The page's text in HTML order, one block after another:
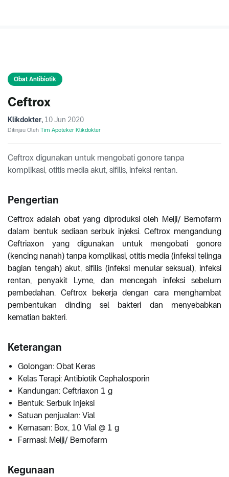
Obat Antibiotik
Ceftrox
Klikdokter, 10 Jun 2020
Ditinjau Oleh Tim Apoteker Klikdokter
Ceftrox digunakan untuk mengobati gonore tanpa
komplikasi, otitis media akut, sifilis, infeksi rentan.
Pengertian
Ceftrox adalah obat yang diproduksi oleh Meiji/ Bernofarm
dalam bentuk sediaan serbuk injeksi. Ceftrox mengandung
Ceftriaxon yang digunakan untuk mengobati gonore
(kencing nanah) tanpa komplikasi, otitis media (infeksi telinga
bagian tengah) akut, sifilis (infeksi menular seksual), infeksi
rentan, penyakit Lyme, dan mencegah infeksi sebelum
pembedahan. Ceftrox bekerja dengan cara menghambat
pembentukan dinding sel bakteri dan menyebabkan
kematian bakteri.
Keterangan
Golongan: Obat Keras
Kelas Terapi: Antibiotik Cephalosporin
Kandungan: Ceftriaxon 1 g
Bentuk: Serbuk Injeksi
Satuan penjualan: Vial
Kemasan: Box, 10 Vial @ 1 g
Farmasi: Meiji/ Bernofarm
Kegunaan